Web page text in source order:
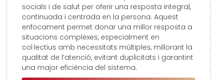
socials i de salut per oferir una resposta integral,
continuada i centrada en la persona. Aquest
enfocament permet donar una millor resposta a
situacions complexes, especialment en
col·lectius amb necessitats múltiples, millorant la
qualitat de l’atenció, evitant duplicitats i garantint
una major eficiència del sistema.